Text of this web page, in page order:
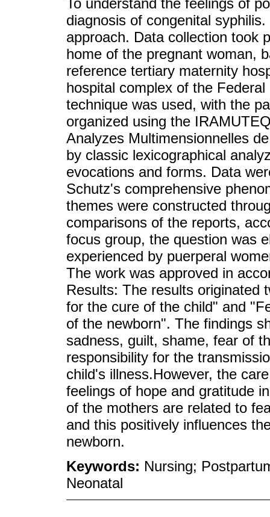
To understand the feelings of
diagnosis of congenital
approach. Data collection took
home of the pregnant woman,
reference tertiary maternity
hospital complex of the
technique was used, with the
organized using the
Analyzes Multimensionnelles
by classic lexicographical
evocations and forms. Data
Schutz's comprehensive
themes were constructed
comparisons of the reports,
focus group, the question was
experienced by puerperal
The work was approved in
Results: The results originated
for the cure of the child" and
of the newborn". The findings
sadness, guilt, shame, fear of
responsibility for the
child's illness.However, the
feelings of hope and gratitude
of the mothers are related to
and this positively influences
newborn.
Keywords: Nursing;
Neonatal